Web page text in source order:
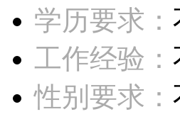
学历要求：
工作经验：
性别要求：